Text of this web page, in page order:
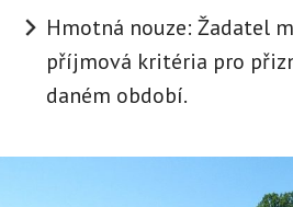
Hmotná nouze: Žadatel
příjmová kritéria pro
daném období.